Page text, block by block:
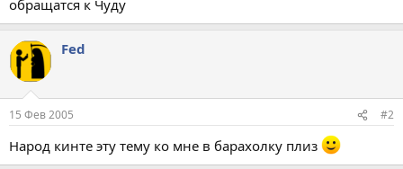
обращатся к Чуду
Fed
15 Фев 2005 #2
Народ кинте эту тему ко мне в барахолку плиз